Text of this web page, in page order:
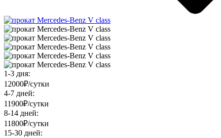
1-3 дня:
12000₽/сутки
4-7 дней:
11900₽/сутки
8-14 дней:
11800₽/сутки
15-30 дней: